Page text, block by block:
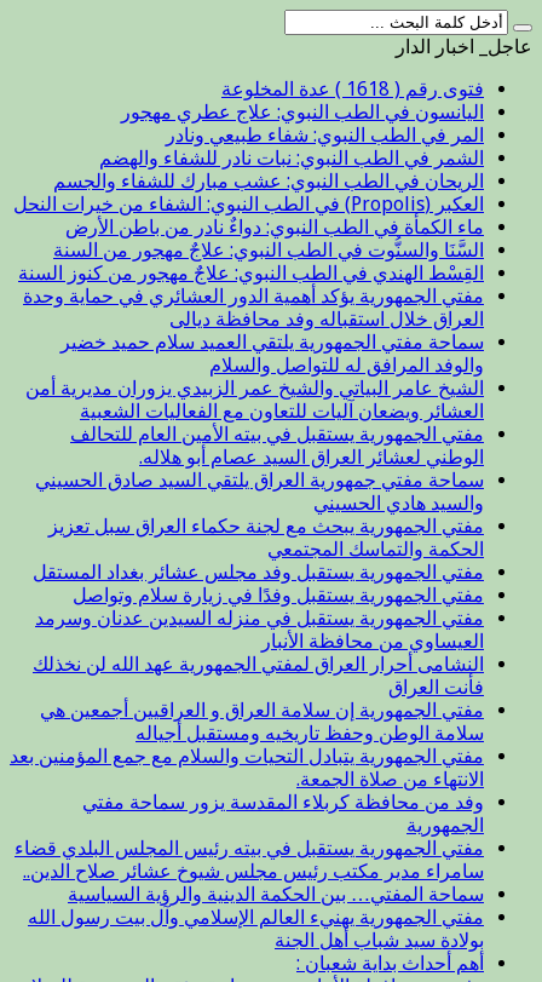
عاجل_ اخبار الدار
فتوى رقم ( 1618 ) عدة المخلوعة
اليانسون في الطب النبوي: علاج عطري مهجور
المر في الطب النبوي: شفاء طبيعي ونادر
الشمر في الطب النبوي: نبات نادر للشفاء والهضم
الريحان في الطب النبوي: عشب مبارك للشفاء والجسم
العكبر (Propolis) في الطب النبوي: الشفاء من خيرات النحل
ماء الكمأة في الطب النبوي: دواءٌ نادر من باطن الأرض
السَّنَا والسنُّوت في الطب النبوي: علاجٌ مهجور من السنة
القِسْط الهندي في الطب النبوي: علاجٌ مهجور من كنوز السنة
مفتي الجمهورية يؤكد أهمية الدور العشائري في حماية وحدة
العراق خلال استقباله وفد محافظة ديالى
سماحة مفتي الجمهورية يلتقي العميد سلام حميد خضير
والوفد المرافق له للتواصل والسلام
الشيخ عامر البياتي والشيخ عمر الزبيدي يزوران مديرية أمن
العشائر ويضعان آليات للتعاون مع الفعاليات الشعبية
مفتي الجمهورية يستقبل في بيته الأمين العام للتحالف
الوطني لعشائر العراق السيد عصام أبو هلاله.
سماحة مفتي جمهورية العراق يلتقي السيد صادق الحسيني
والسيد هادي الحسيني
مفتي الجمهورية يبحث مع لجنة حكماء العراق سبل تعزيز
الحكمة والتماسك المجتمعي
مفتي الجمهورية يستقبل وفد مجلس عشائر بغداد المستقل
مفتي الجمهورية يستقبل وفدًا في زيارة سلام وتواصل
مفتي الجمهورية يستقبل في منزله السيدين عدنان وسرمد
العيساوي من محافظة الأنبار
النشامى أحرار العراق لمفتي الجمهورية عهد الله لن نخذلك
فأنت العراق
مفتي الجمهورية إن سلامة العراق و العراقيين أجمعين هي
سلامة الوطن وحفظ تاريخيه ومستقبل أجياله
مفتي الجمهورية يتبادل التحيات والسلام مع جمع المؤمنين بعد
الانتهاء من صلاة الجمعة.
وفد من محافظة كربلاء المقدسة يزور سماحة مفتي
الجمهورية
مفتي الجمهورية يستقبل في بيته رئيس المجلس البلدي قضاء
سامراء مدير مكتب رئيس مجلس شيوخ عشائر صلاح الدين..
سماحة المفتي… بين الحكمة الدينية والرؤية السياسية
مفتي الجمهورية يهنيء العالم الإسلامي وآل بيت رسول الله
بولادة سيد شباب أهل الجنة
أهم أحداث بداية شعبان :